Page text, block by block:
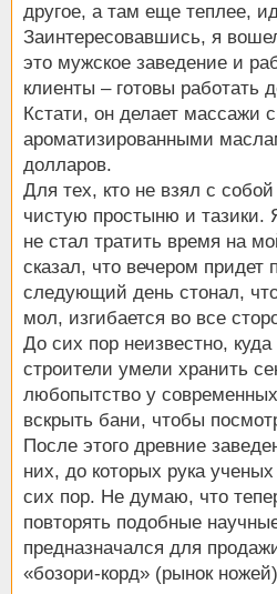
другое, а там еще теплее,
Заинтересовавшись, я
это мужское заведение и
клиенты – готовы работать
Кстати, он делает массажи
ароматизированными
долларов.
Для тех, кто не взял с
чистую простыню и тазики.
не стал тратить время на
сказал, что вечером придет
следующий день стонал,
мол, изгибается во все
До сих пор неизвестно,
строители умели хранить
любопытство у
вскрыть бани, чтобы
После этого древние
них, до которых рука
сих пор. Не думаю, что
повторять подобные
предназначался для
«бозори-корд» (рынок